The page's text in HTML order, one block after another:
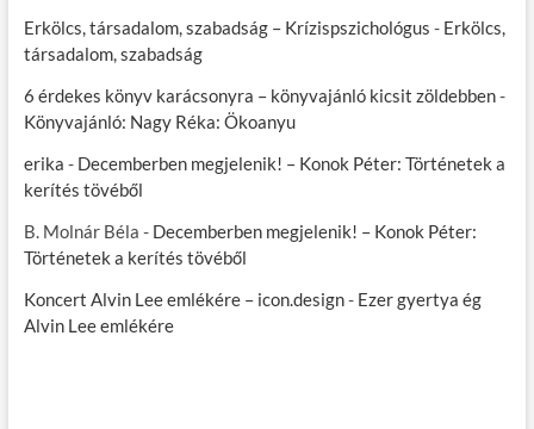
Erkölcs, társadalom, szabadság – Krízispszichológus - Erkölcs,
társadalom, szabadság
6 érdekes könyv karácsonyra – könyvajánló kicsit zöldebben-
Könyvajánló: Nagy Réka: Ökoanyu
erika - Decemberben megjelenik! – Konok Péter: Történetek a
kerítés tövéből
B. Molnár Béla - Decemberben megjelenik! – Konok Péter:
Történetek a kerítés tövéből
Koncert Alvin Lee emlékére – icon.design- Ezer gyertya ég
Alvin Lee emlékére